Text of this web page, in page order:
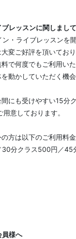
レッスンに関しまして
・ライブレッスンを
変ご好評を頂いており
で何度でもご利用いた
動かしていただく機
にも受けやすい15分
意しております。
方は以下のご利用料金
分クラス500円／45
様へ